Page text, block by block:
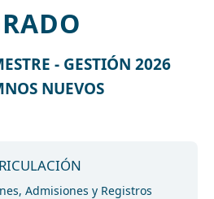
- GESTIÓN 2026
NUEVOS
Admisiones y Registros